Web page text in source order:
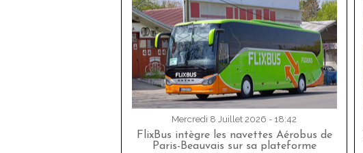
Mercredi 8 Juillet 2026 - 18:42
FlixBus intègre les navettes Aérobus de
Paris-Beauvais sur sa plateforme